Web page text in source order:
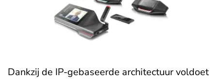
Dankzij de IP-gebaseerde architectuur voldoet